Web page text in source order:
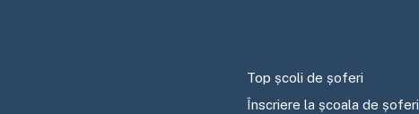
Top școli de șoferi
Înscriere la școala de șoferi